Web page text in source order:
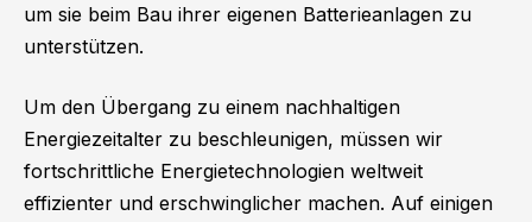
um sie beim Bau ihrer eigenen Batterieanlagen zu
unterstützen.
Um den Übergang zu einem nachhaltigen
Energiezeitalter zu beschleunigen, müssen wir
fortschrittliche Energietechnologien weltweit
effizienter und erschwinglicher machen. Auf einigen